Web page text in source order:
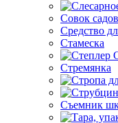
Совок
Средство
Стамеска
Стремянка
Съемник